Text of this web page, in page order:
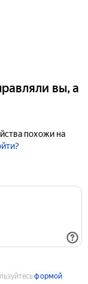
вы, а
похожи на
формой